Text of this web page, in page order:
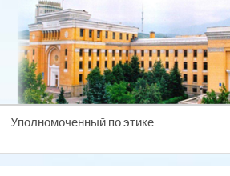
Уполномоченный по этике